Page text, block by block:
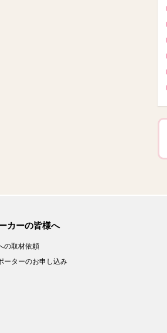
カーの皆様へ
の取材依頼
ーターのお申し込み